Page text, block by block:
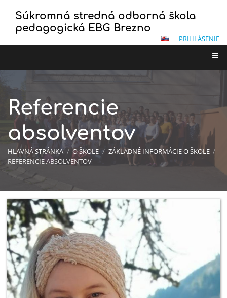
Súkromná stredná odborná škola
pedagogická EBG Brezno
PRIHLÁSENIE
Referencie
absolventov
HLAVNÁ STRÁNKA / O ŠKOLE / ZÁKLADNÉ INFORMÁCIE O ŠKOLE /
REFERENCIE ABSOLVENTOV
Referencie
absolventov